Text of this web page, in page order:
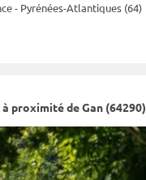
- Pyrénées-Atlantiques (64)
proximité de Gan (64290)